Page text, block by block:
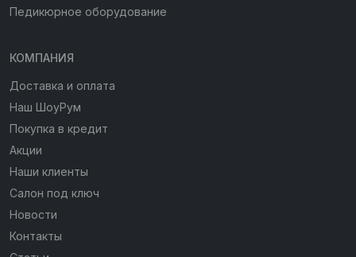
Педикюрное оборудование
КОМПАНИЯ
Доставка и оплата
Наш ШоуРум
Покупка в кредит
Акции
Наши клиенты
Салон под ключ
Новости
Контакты